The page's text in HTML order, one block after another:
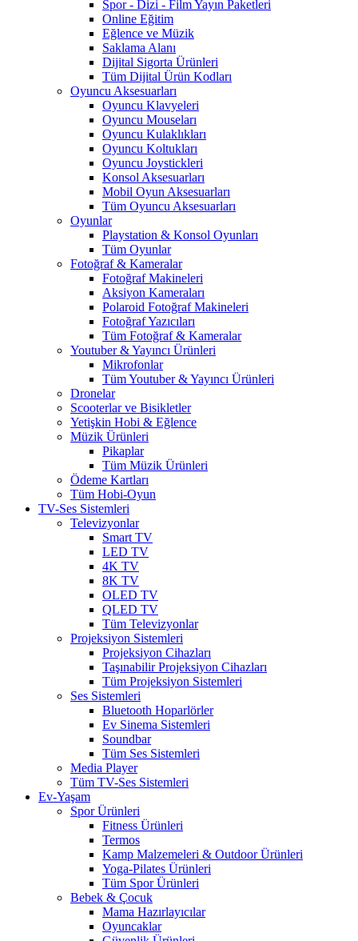
Spor - Dizi - Film Yayın Paketleri
Online Eğitim
Eğlence ve Müzik
Saklama Alanı
Dijital Sigorta Ürünleri
Tüm Dijital Ürün Kodları
Oyuncu Aksesuarları
Oyuncu Klavyeleri
Oyuncu Mouseları
Oyuncu Kulaklıkları
Oyuncu Koltukları
Oyuncu Joystickleri
Konsol Aksesuarları
Mobil Oyun Aksesuarları
Tüm Oyuncu Aksesuarları
Oyunlar
Playstation & Konsol Oyunları
Tüm Oyunlar
Fotoğraf & Kameralar
Fotoğraf Makineleri
Aksiyon Kameraları
Polaroid Fotoğraf Makineleri
Fotoğraf Yazıcıları
Tüm Fotoğraf & Kameralar
Youtuber & Yayıncı Ürünleri
Mikrofonlar
Tüm Youtuber & Yayıncı Ürünleri
Dronelar
Scooterlar ve Bisikletler
Yetişkin Hobi & Eğlence
Müzik Ürünleri
Pikaplar
Tüm Müzik Ürünleri
Ödeme Kartları
Tüm Hobi-Oyun
TV-Ses Sistemleri
Televizyonlar
Smart TV
LED TV
4K TV
8K TV
OLED TV
QLED TV
Tüm Televizyonlar
Projeksiyon Sistemleri
Projeksiyon Cihazları
Taşınabilir Projeksiyon Cihazları
Tüm Projeksiyon Sistemleri
Ses Sistemleri
Bluetooth Hoparlörler
Ev Sinema Sistemleri
Soundbar
Tüm Ses Sistemleri
Media Player
Tüm TV-Ses Sistemleri
Ev-Yaşam
Spor Ürünleri
Fitness Ürünleri
Termos
Kamp Malzemeleri & Outdoor Ürünleri
Yoga-Pilates Ürünleri
Tüm Spor Ürünleri
Bebek & Çocuk
Mama Hazırlayıcılar
Oyuncaklar